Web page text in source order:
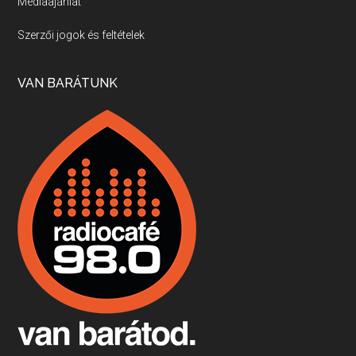
Villány, kékfrankos, Jackfall
Apr 17, 2026 • 00:35:38
Boston, teadélután, bab és homár
Apr 9, 2026 • 00:37:17
Fermentáljunk, a testünk meghálálja!
Apr 3, 2026 • 00:36:07
Szerzői jogok és feltételek
VAN BARÁTUNK